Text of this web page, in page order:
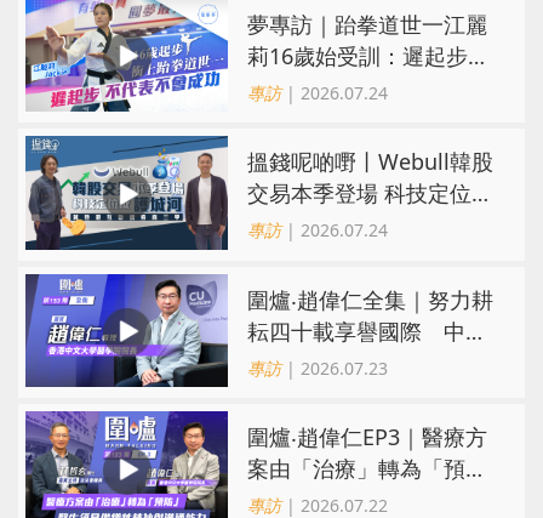
夢專訪｜跆拳道世一江麗
莉16歲始受訓：遲起步不
代表不會成功
專訪| 2026.07.24
搵錢呢啲嘢丨Webull韓股
交易本季登場 科技定位成
護城河 冀登港互聯網券商
專訪| 2026.07.24
圍爐‧趙偉仁全集｜努力耕
耘四十載享譽國際 中大
醫學院致力醫療創科造福
專訪| 2026.07.23
圍爐‧趙偉仁EP3｜醫療方
案由「治療」轉為「預
防」 醫生須具備犧牲精神
專訪| 2026.07.22